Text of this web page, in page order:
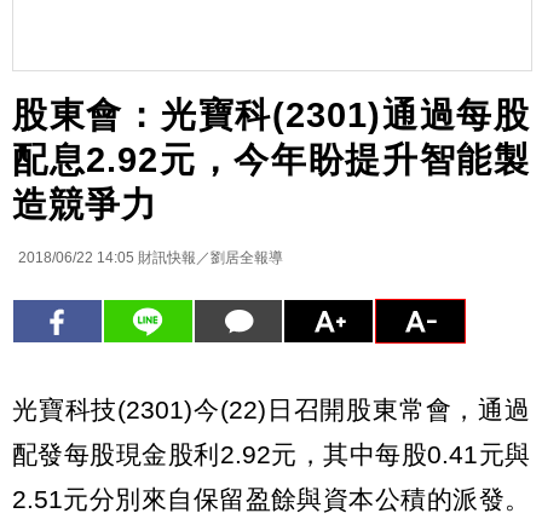
股東會：光寶科(2301)通過每股
配息2.92元，今年盼提升智能製
造競爭力
2018/06/22 14:05 財訊快報／劉居全報導
光寶科技(2301)今(22)日召開股東常會，通過
配發每股現金股利2.92元，其中每股0.41元與
2.51元分別來自保留盈餘與資本公積的派發。